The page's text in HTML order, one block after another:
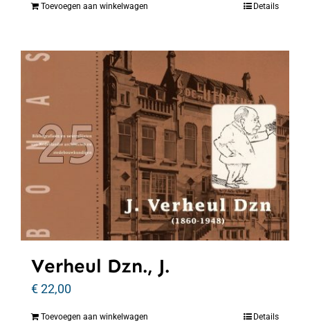
Toevoegen aan winkelwagen Details
Verheul Dzn., J.
€22,00
Toevoegen aan winkelwagen Details